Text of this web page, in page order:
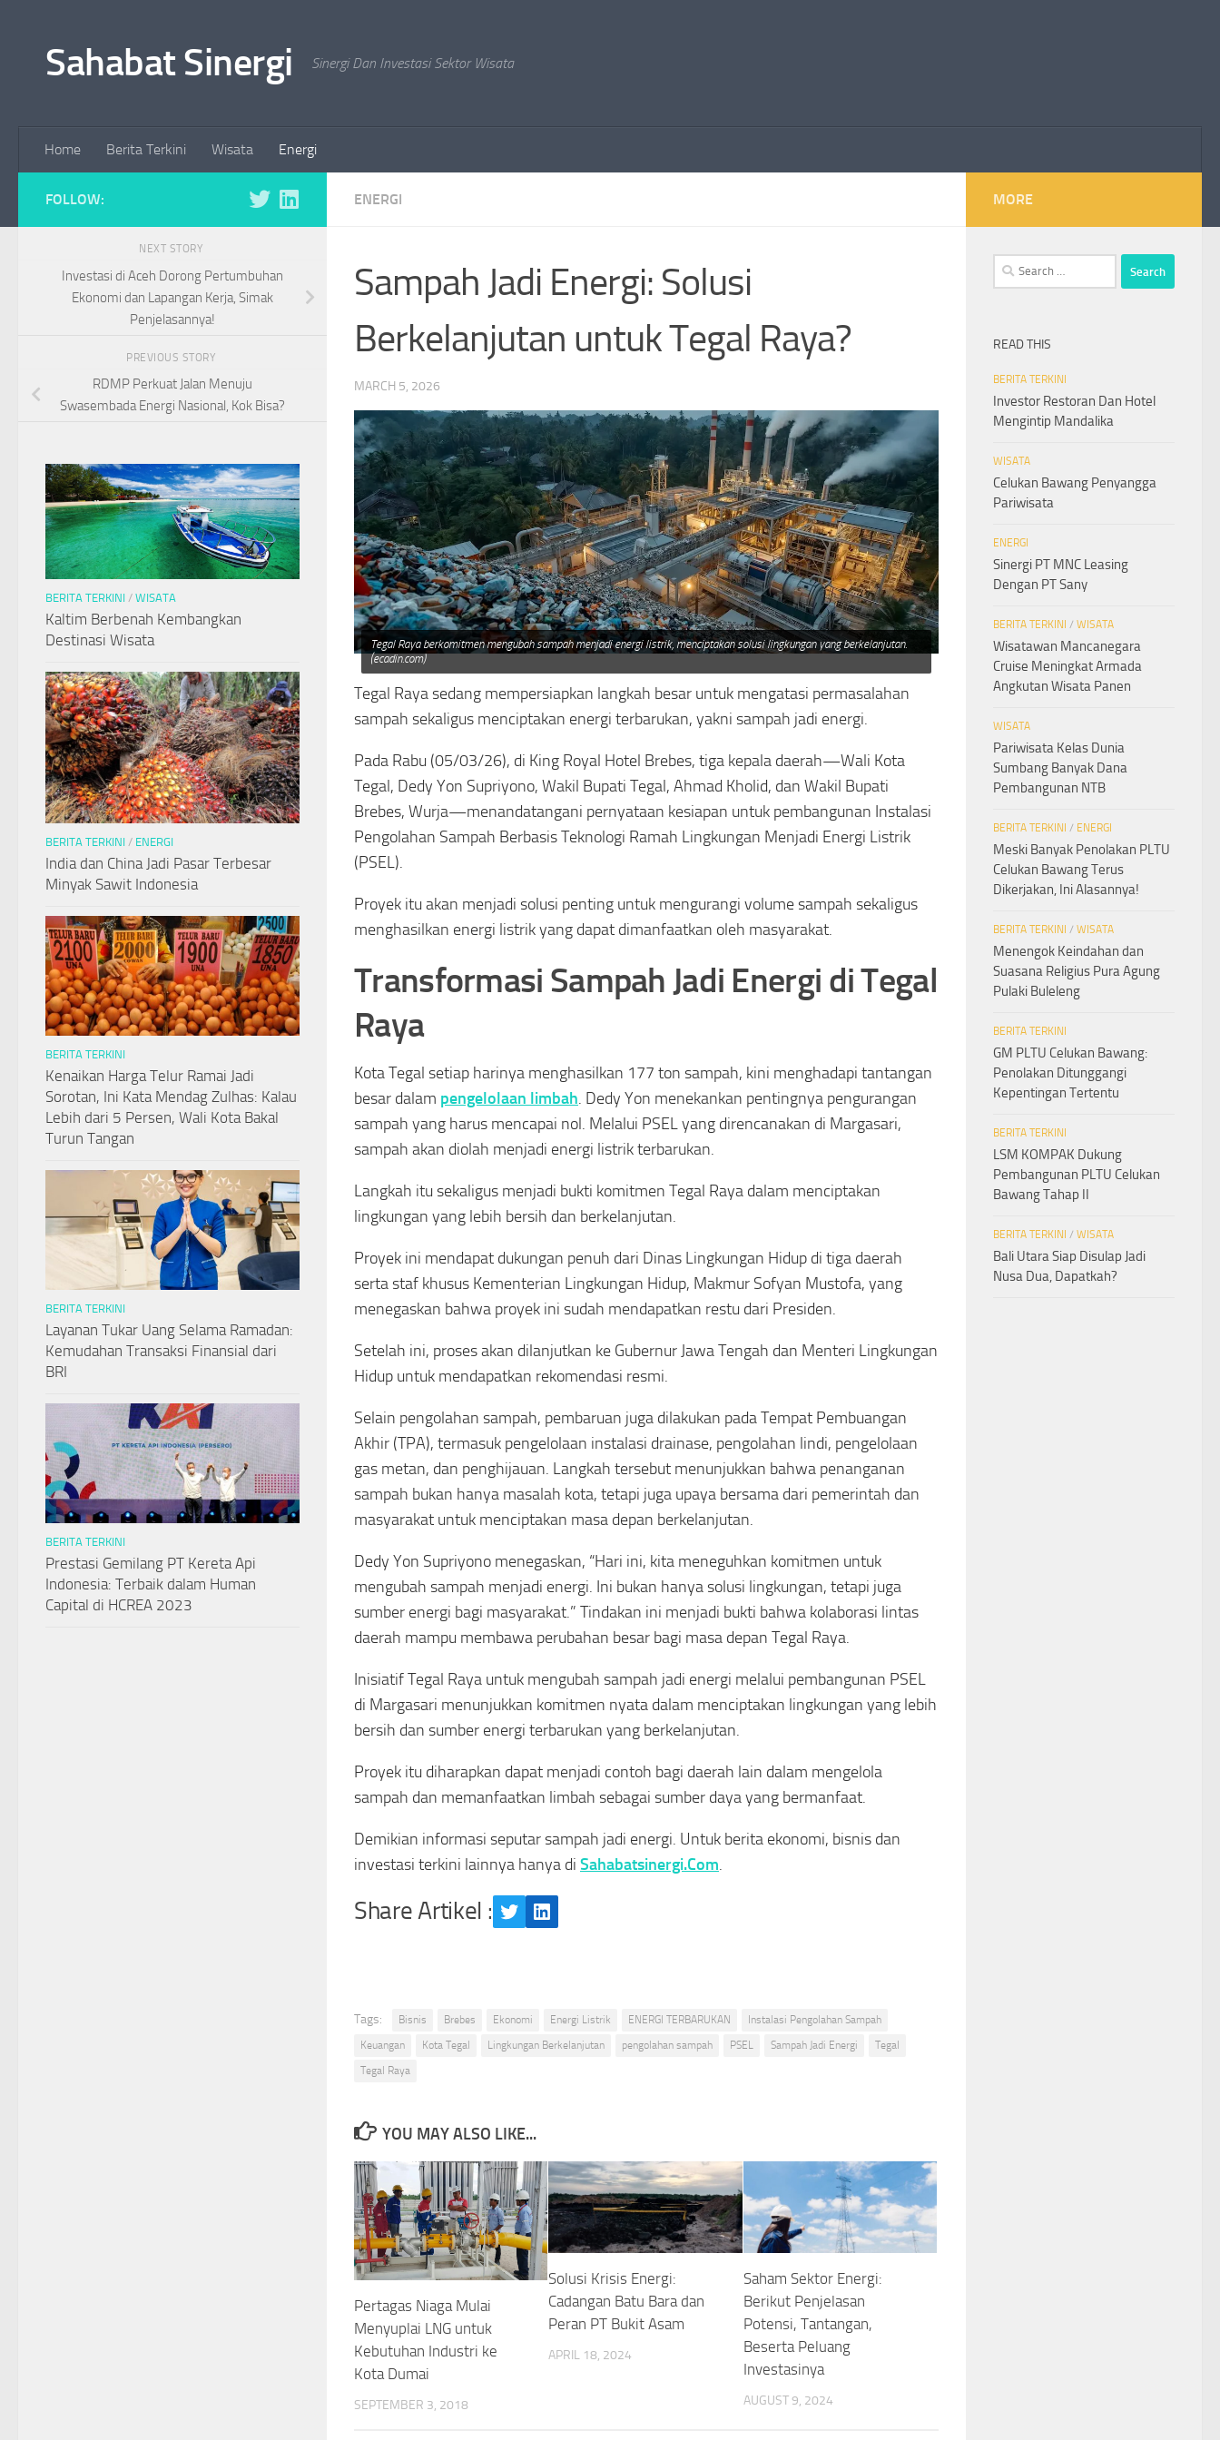
Sahabat Sinergi Sinergi Dan Investasi Sektor Wisata
Home Berita Terkini Wisata Energi
ENERGI
Sampah Jadi Energi: Solusi
Berkelanjutan untuk Tegal Raya?
MARCH 5, 2026
Tegal Raya berkomitmen mengubah sampah menjadi energi listrik, menciptakan solusi lingkungan yang berkelanjutan.
(ecadin.com)
Tegal Raya sedang mempersiapkan langkah besar untuk mengatasi permasalahan
sampah sekaligus menciptakan energi terbarukan, yakni sampah jadi energi.
Pada Rabu (05/03/26), di King Royal Hotel Brebes, tiga kepala daerah—Wali Kota
Tegal, Dedy Yon Supriyono, Wakil Bupati Tegal, Ahmad Kholid, dan Wakil Bupati
Brebes, Wurja—menandatangani pernyataan kesiapan untuk pembangunan Instalasi
Pengolahan Sampah Berbasis Teknologi Ramah Lingkungan Menjadi Energi Listrik
(PSEL).
Proyek itu akan menjadi solusi penting untuk mengurangi volume sampah sekaligus
menghasilkan energi listrik yang dapat dimanfaatkan oleh masyarakat.
Transformasi Sampah Jadi Energi di Tegal
Raya
Kota Tegal setiap harinya menghasilkan 177 ton sampah, kini menghadapi tantangan
besar dalam pengelolaan limbah. Dedy Yon menekankan pentingnya pengurangan
sampah yang harus mencapai nol. Melalui PSEL yang direncanakan di Margasari,
sampah akan diolah menjadi energi listrik terbarukan.
Langkah itu sekaligus menjadi bukti komitmen Tegal Raya dalam menciptakan
lingkungan yang lebih bersih dan berkelanjutan.
Proyek ini mendapat dukungan penuh dari Dinas Lingkungan Hidup di tiga daerah
serta staf khusus Kementerian Lingkungan Hidup, Makmur Sofyan Mustofa, yang
menegaskan bahwa proyek ini sudah mendapatkan restu dari Presiden.
Setelah ini, proses akan dilanjutkan ke Gubernur Jawa Tengah dan Menteri Lingkungan
Hidup untuk mendapatkan rekomendasi resmi.
Selain pengolahan sampah, pembaruan juga dilakukan pada Tempat Pembuangan
Akhir (TPA), termasuk pengelolaan instalasi drainase, pengolahan lindi, pengelolaan
gas metan, dan penghijauan. Langkah tersebut menunjukkan bahwa penanganan
sampah bukan hanya masalah kota, tetapi juga upaya bersama dari pemerintah dan
masyarakat untuk menciptakan masa depan berkelanjutan.
Dedy Yon Supriyono menegaskan, “Hari ini, kita meneguhkan komitmen untuk
mengubah sampah menjadi energi. Ini bukan hanya solusi lingkungan, tetapi juga
sumber energi bagi masyarakat.” Tindakan ini menjadi bukti bahwa kolaborasi lintas
daerah mampu membawa perubahan besar bagi masa depan Tegal Raya.
Inisiatif Tegal Raya untuk mengubah sampah jadi energi melalui pembangunan PSEL
di Margasari menunjukkan komitmen nyata dalam menciptakan lingkungan yang lebih
bersih dan sumber energi terbarukan yang berkelanjutan.
Proyek itu diharapkan dapat menjadi contoh bagi daerah lain dalam mengelola
sampah dan memanfaatkan limbah sebagai sumber daya yang bermanfaat.
Demikian informasi seputar sampah jadi energi. Untuk berita ekonomi, bisnis dan
investasi terkini lainnya hanya di Sahabatsinergi.Com.
Share Artikel : TwitterLinkedIn
Tags: Bisnis Brebes Ekonomi Energi Listrik ENERGI TERBARUKAN
Instalasi Pengolahan Sampah
Keuangan
Kota Tegal Lingkungan Berkelanjutan pengolahan sampah PSEL Sampah Jadi Energi
Tegal
Tegal Raya
YOU MAY ALSO LIKE...
Pertagas Niaga Mulai
Menyuplai LNG untuk
Kebutuhan Industri ke
Kota Dumai
SEPTEMBER 3, 2018
Solusi Krisis Energi:
Cadangan Batu Bara dan
Peran PT Bukit Asam
APRIL 18, 2024
Saham Sektor Energi:
Berikut Penjelasan
Potensi, Tantangan,
Beserta Peluang
Investasinya
AUGUST 9, 2024
FOLLOW:
NEXT STORY
Investasi di Aceh Dorong Pertumbuhan
Ekonomi dan Lapangan Kerja, Simak
Penjelasannya!
PREVIOUS STORY
RDMP Perkuat Jalan Menuju
Swasembada Energi Nasional, Kok Bisa?
BERITA TERKINI / WISATA
Kaltim Berbenah Kembangkan
Destinasi Wisata
BERITA TERKINI / ENERGI
India dan China Jadi Pasar Terbesar
Minyak Sawit Indonesia
BERITA TERKINI
Kenaikan Harga Telur Ramai Jadi
Sorotan, Ini Kata Mendag Zulhas: Kalau
Lebih dari 5 Persen, Wali Kota Bakal
Turun Tangan
BERITA TERKINI
Layanan Tukar Uang Selama Ramadan:
Kemudahan Transaksi Finansial dari
BRI
BERITA TERKINI
Prestasi Gemilang PT Kereta Api
Indonesia: Terbaik dalam Human
Capital di HCREA 2023
MORE
Search
for:
READ THIS
BERITA TERKINI
Investor Restoran Dan Hotel
Mengintip Mandalika
WISATA
Celukan Bawang Penyangga
Pariwisata
ENERGI
Sinergi PT MNC Leasing
Dengan PT Sany
BERITA TERKINI / WISATA
Wisatawan Mancanegara
Cruise Meningkat Armada
Angkutan Wisata Panen
WISATA
Pariwisata Kelas Dunia
Sumbang Banyak Dana
Pembangunan NTB
BERITA TERKINI / ENERGI
Meski Banyak Penolakan PLTU
Celukan Bawang Terus
Dikerjakan, Ini Alasannya!
BERITA TERKINI / WISATA
Menengok Keindahan dan
Suasana Religius Pura Agung
Pulaki Buleleng
BERITA TERKINI
GM PLTU Celukan Bawang:
Penolakan Ditunggangi
Kepentingan Tertentu
BERITA TERKINI
LSM KOMPAK Dukung
Pembangunan PLTU Celukan
Bawang Tahap II
BERITA TERKINI / WISATA
Bali Utara Siap Disulap Jadi
Nusa Dua, Dapatkah?